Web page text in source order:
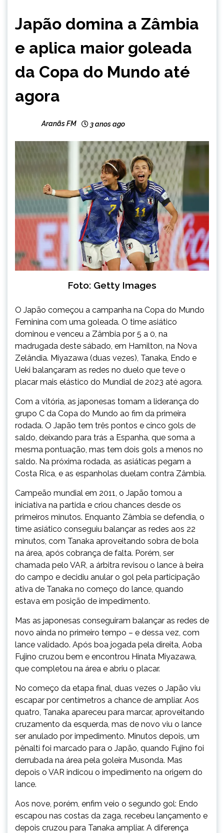
Japão domina a Zâmbia
e aplica maior goleada
da Copa do Mundo até
agora
Aranãs FM 3 anos ago
Foto: Getty Images
O Japão começou a campanha na Copa do Mundo
Feminina com uma goleada. O time asiático
dominou e venceu a Zâmbia por 5 a 0, na
madrugada deste sábado, em Hamilton, na Nova
Zelândia. Miyazawa (duas vezes), Tanaka, Endo e
Ueki balançaram as redes no duelo que teve o
placar mais elástico do Mundial de 2023 até agora.
Com a vitória, as japonesas tomam a liderança do
grupo C da Copa do Mundo ao fim da primeira
rodada. O Japão tem três pontos e cinco gols de
saldo, deixando para trás a Espanha, que soma a
mesma pontuação, mas tem dois gols a menos no
saldo. Na próxima rodada, as asiáticas pegam a
Costa Rica, e as espanholas duelam contra Zâmbia.
Campeão mundial em 2011, o Japão tomou a
iniciativa na partida e criou chances desde os
primeiros minutos. Enquanto Zâmbia se defendia, o
time asiático conseguiu balançar as redes aos 22
minutos, com Tanaka aproveitando sobra de bola
na área, após cobrança de falta. Porém, ser
chamada pelo VAR, a árbitra revisou o lance à beira
do campo e decidiu anular o gol pela participação
ativa de Tanaka no começo do lance, quando
estava em posição de impedimento.
Mas as japonesas conseguiram balançar as redes de
novo ainda no primeiro tempo – e dessa vez, com
lance validado. Após boa jogada pela direita, Aoba
Fujino cruzou bem e encontrou Hinata Miyazawa,
que completou na área e abriu o placar.
No começo da etapa final, duas vezes o Japão viu
escapar por centímetros a chance de ampliar. Aos
quatro, Tanaka apareceu para marcar, aproveitando
cruzamento da esquerda, mas de novo viu o lance
ser anulado por impedimento. Minutos depois, um
pênalti foi marcado para o Japão, quando Fujino foi
derrubada na área pela goleira Musonda. Mas
depois o VAR indicou o impedimento na origem do
lance.
Aos nove, porém, enfim veio o segundo gol: Endo
escapou nas costas da zaga, recebeu lançamento e
depois cruzou para Tanaka ampliar. A diferença